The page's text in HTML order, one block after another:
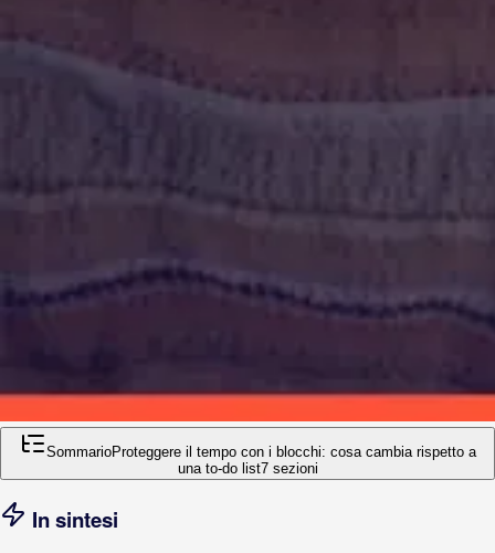
SommarioProteggere il tempo con i blocchi: cosa cambia rispetto a
una to-do list7sezioni
In sintesi